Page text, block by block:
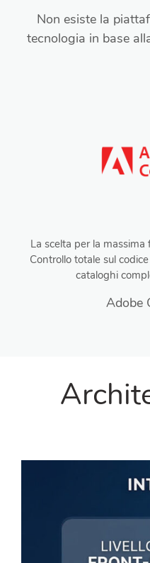
Non esiste la
tecnologia in base
La scelta per la
Controllo totale sul
cataloghi
Adobe